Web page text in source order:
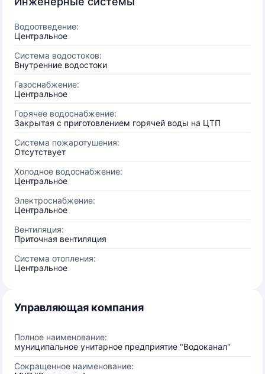
Водоотведение:
Центральное
Система водостоков:
Внутренние водостоки
Газоснабжение:
Центральное
Горячее водоснабжение:
Закрытая с приготовлением горячей воды на ЦТП
Система пожаротушения:
Отсутствует
Холодное водоснабжение:
Центральное
Электроснабжение:
Центральное
Вентиляция:
Приточная вентиляция
Система отопления:
Центральное
Управляющая компания
Полное наименование:
муниципальное унитарное предприятие "Водоканал"
Сокращенное наименование: